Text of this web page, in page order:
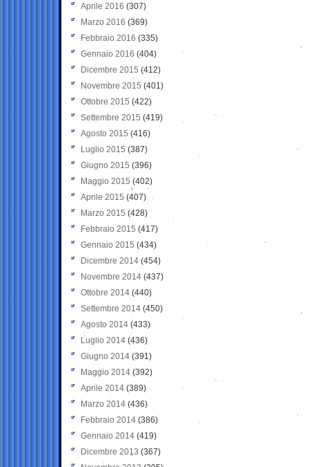
Aprile 2016 (307)
Marzo 2016 (369)
Febbraio 2016 (335)
Gennaio 2016 (404)
Dicembre 2015 (412)
Novembre 2015 (401)
Ottobre 2015 (422)
Settembre 2015 (419)
Agosto 2015 (416)
Luglio 2015 (387)
Giugno 2015 (396)
Maggio 2015 (402)
Aprile 2015 (407)
Marzo 2015 (428)
Febbraio 2015 (417)
Gennaio 2015 (434)
Dicembre 2014 (454)
Novembre 2014 (437)
Ottobre 2014 (440)
Settembre 2014 (450)
Agosto 2014 (433)
Luglio 2014 (436)
Giugno 2014 (391)
Maggio 2014 (392)
Aprile 2014 (389)
Marzo 2014 (436)
Febbraio 2014 (386)
Gennaio 2014 (419)
Dicembre 2013 (367)